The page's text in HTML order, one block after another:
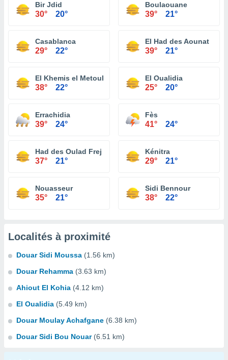
Bir Jdid
30° 20°
Boulaouane
39° 21°
Casablanca
29° 22°
El Had des Aounat
39° 21°
El Khemis el Metouh
38° 22°
El Oualidia
25° 20°
Errachidia
39° 24°
Fès
41° 24°
Had des Oulad Frej
37° 21°
Kénitra
29° 21°
Nouasseur
35° 21°
Sidi Bennour
38° 22°
Localités à proximité
Douar Sidi Moussa (1.56 km)
Douar Rehamma (3.63 km)
Ahiout El Kohia (4.12 km)
El Oualidia (5.49 km)
Douar Moulay Achafgane (6.38 km)
Douar Sidi Bou Nouar (6.51 km)